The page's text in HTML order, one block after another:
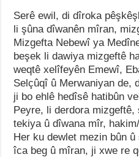
Serê ewil, di dîroka
li şûna dîwanên mîran,
Mizgefta Nebewî ya
beşek li dawiya mizgeftê
weqtê xelîfeyên Emewî,
Selçûqî û Merwaniyan de,
ji bo ehlê hedîsê hatibûn
Peyre, li derdora
tekiya û dîwana mîr,
Her ku dewlet mezin bûn
îca beg û mîran, ji xwe re